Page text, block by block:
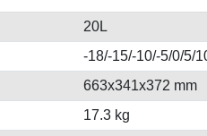
20L
-18/-15/-10/-5/0/5/
663x341x372 mm
17.3 kg